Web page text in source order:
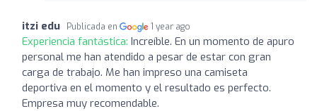
itzi edu Publicada en 1 year ago
Experiencia fantástica: Increíble. En un momento de apuro
personal me han atendido a pesar de estar con gran
carga de trabajo. Me han impreso una camiseta
deportiva en el momento y el resultado es perfecto.
Empresa muy recomendable.